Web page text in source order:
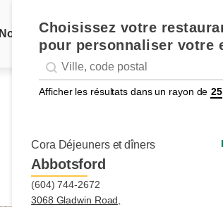
Choisissez votre
pour personnaliser votre
Geolocation
Géolocalisation
Afficher les résultats dans un rayon de
Cora Déjeuners et dîners
Abbotsford
(604) 744-2672
3068 Gladwin Road,
Nouvelles Recettes